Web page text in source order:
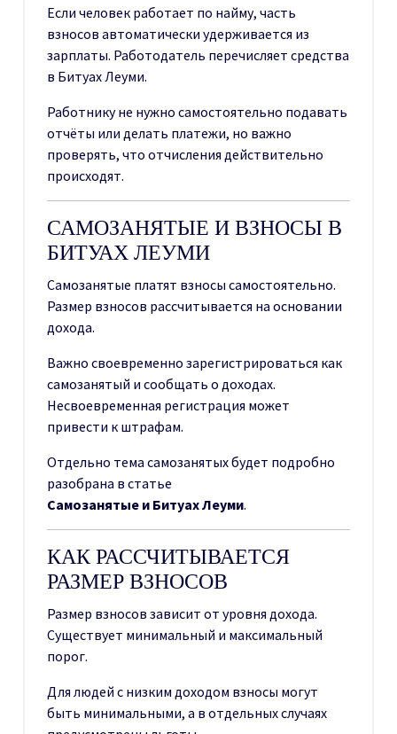
Если человек работает по найму, часть
взносов автоматически удерживается из
зарплаты. Работодатель перечисляет средства
в Битуах Леуми.
Работнику не нужно самостоятельно подавать
отчёты или делать платежи, но важно
проверять, что отчисления действительно
происходят.
САМОЗАНЯТЫЕ И ВЗНОСЫ В
БИТУАХ ЛЕУМИ
Самозанятые платят взносы самостоятельно.
Размер взносов рассчитывается на основании
дохода.
Важно своевременно зарегистрироваться как
самозанятый и сообщать о доходах.
Несвоевременная регистрация может
привести к штрафам.
Отдельно тема самозанятых будет подробно
разобрана в статье
Самозанятые и Битуах Леуми.
КАК РАССЧИТЫВАЕТСЯ
РАЗМЕР ВЗНОСОВ
Размер взносов зависит от уровня дохода.
Существует минимальный и максимальный
порог.
Для людей с низким доходом взносы могут
быть минимальными, а в отдельных случаях